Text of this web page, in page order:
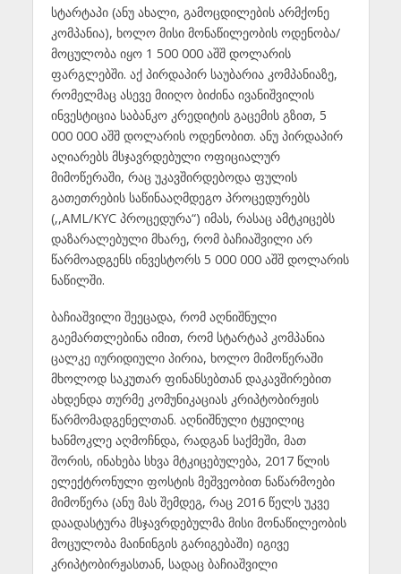
სტარტაპი (ანუ ახალი, გამოცდილების არმქონე
კომპანია), ხოლო მისი მონაწილეობის ოდენობა/
მოცულობა იყო 1 500 000 აშშ დოლარის
ფარგლებში. აქ პირდაპირ საუბარია კომპანიაზე,
რომელმაც ასევე მიიღო ბიძინა ივანიშვილის
ინვესტიცია საბანკო კრედიტის გაცემის გზით, 5
000 000 აშშ დოლარის ოდენობით. ანუ პირდაპირ
აღიარებს მსჯავრდებული ოფიციალურ
მიმოწერაში, რაც უკავშირდებოდა ფულის
გათეთრების საწინააღმდეგო პროცედურებს
(,,AML/KYC პროცედურა“) იმას, რასაც ამტკიცებს
დაზარალებული მხარე, რომ ბაჩიაშვილი არ
წარმოადგენს ინვესტორს 5 000 000 აშშ დოლარის
ნაწილში.
ბაჩიაშვილი შეეცადა, რომ აღნიშნული
გაემართლებინა იმით, რომ სტარტაპ კომპანია
ცალკე იურიდიული პირია, ხოლო მიმოწერაში
მხოლოდ საკუთარ ფინანსებთან დაკავშირებით
ახდენდა თურმე კომუნიკაციას კრიპტობირჟის
წარმომადგენელთან. აღნიშნული ტყუილიც
ხანმოკლე აღმოჩნდა, რადგან საქმეში, მათ
შორის, ინახება სხვა მტკიცებულება, 2017 წლის
ელექტრონული ფოსტის მეშვეობით ნაწარმოები
მიმოწერა (ანუ მას შემდეგ, რაც 2016 წელს უკვე
დაადასტურა მსჯავრდებულმა მისი მონაწილეობის
მოცულობა მაინინგის გარიგებაში) იგივე
კრიპტობირჟასთან, სადაც ბაჩიაშვილი